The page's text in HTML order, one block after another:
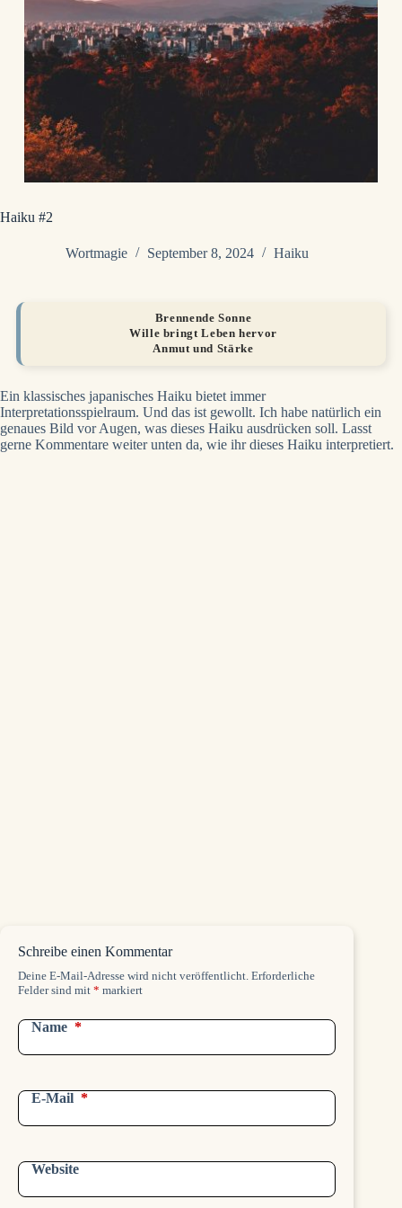
Haiku #2
Wortmagie September 8, 2024 Haiku
Brennende Sonne
Wille bringt Leben hervor
Anmut und Stärke
Ein klassisches japanisches Haiku bietet immer
Interpretationsspielraum. Und das ist gewollt. Ich habe natürlich ein
genaues Bild vor Augen, was dieses Haiku ausdrücken soll. Lasst
gerne Kommentare weiter unten da, wie ihr dieses Haiku interpretiert.
Schreibe einen Kommentar
Deine E-Mail-Adresse wird nicht veröffentlicht. Erforderliche
Felder sind mit * markiert
Name *
E-Mail *
Website